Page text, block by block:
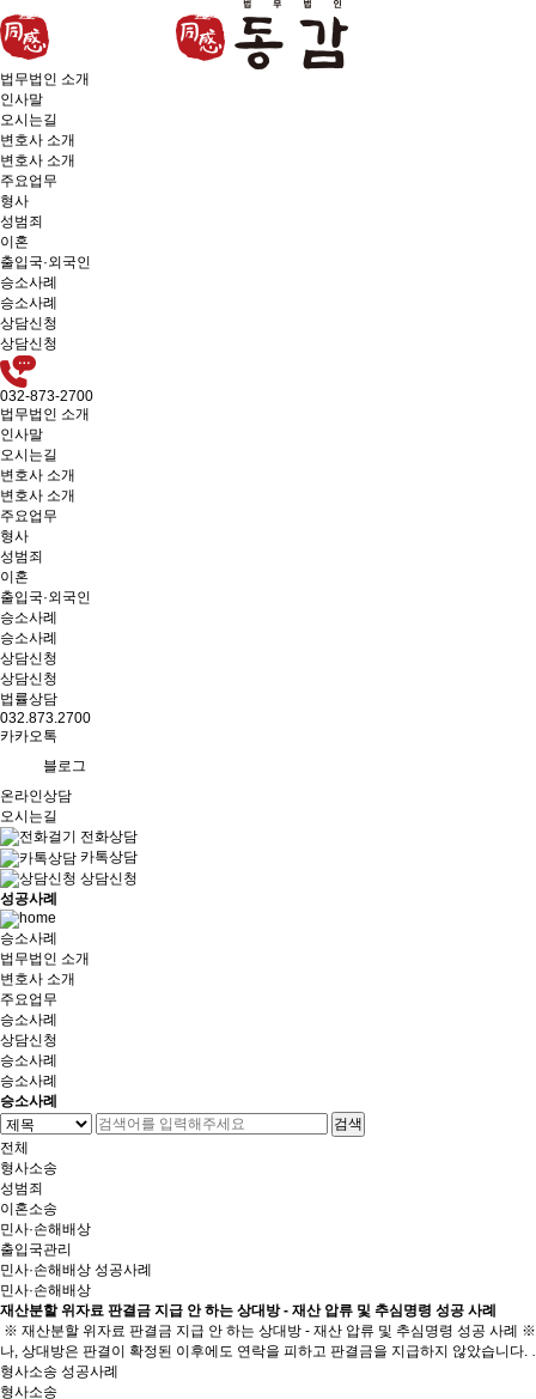
법무법인 소개
인사말
오시는길
변호사 소개
변호사 소개
주요업무
형사
성범죄
이혼
출입국·외국인
승소사례
승소사례
상담신청
상담신청
032-873-2700
법무법인 소개
인사말
오시는길
변호사 소개
변호사 소개
주요업무
형사
성범죄
이혼
출입국·외국인
승소사례
승소사례
상담신청
상담신청
법률상담
032.873.2700
카카오톡
블로그
온라인상담
오시는길
전화상담
카톡상담
상담신청
성공사례
승소사례
법무법인 소개
변호사 소개
주요업무
승소사례
상담신청
승소사례
승소사례
승소사례
검색
전체
형사소송
성범죄
이혼소송
민사·손해배상
출입국관리
민사·손해배상 성공사례
민사·손해배상
재산분할 위자료 판결금 지급 안 하는 상대방 - 재산 압류 및 추심명령 성공 사례
※ 재산분할 위자료 판결금 지급 안 하는 상대방 - 재산 압류 및 추심명령 성공 사례
나, 상대방은 판결이 확정된 이후에도 연락을 피하고 판결금을 지급하지 않았습니다
형사소송 성공사례
형사소송